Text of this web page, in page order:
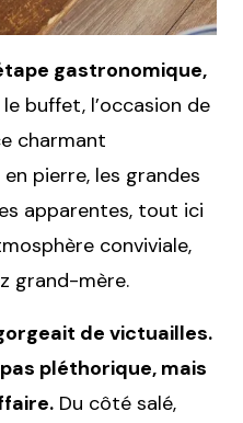
gastronomique,
buffet, l’occasion de
charmant
pierre, les grandes
apparentes, tout ici
conviviale,
grand-mère.
de victuailles.
pléthorique, mais
Du côté salé,